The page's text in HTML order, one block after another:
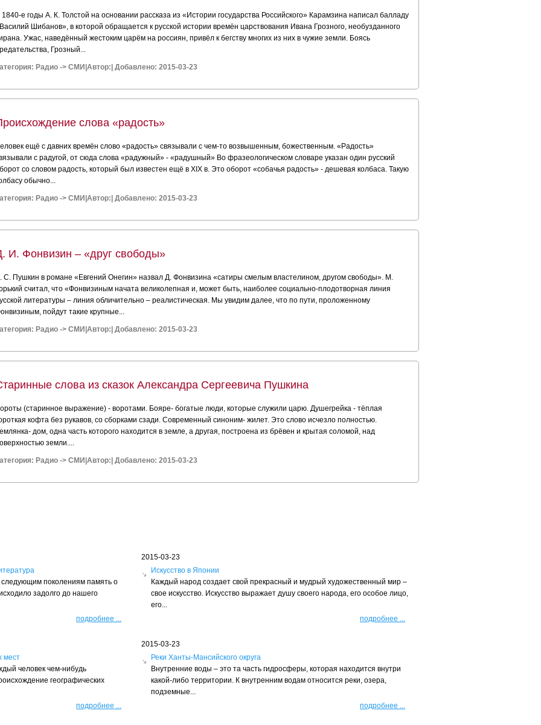
1840-е годы А. К. Толстой на основании рассказа из «Истории государства Российского» Карамзина написал балладу
Шибанов», в которой обращается к русской истории времён царствования Ивана Грозного, необузданного
Ужас, наведённый жестоким царём на россиян, привёл к бегству многих из них в чужие земли. Боясь
Грозный...
Радио ->СМИ |Автор: Добавлено: 2015-03-23
слова «радость»
ещё с давних времён слово «радость» связывали с чем-то возвышенным, божественным. «Радость»
с радугой, от сюда слова «радужный» - «радушный» Во фразеологическом словаре указан один русский
со словом радость, который был известен ещё в XIX в. Это оборот «собачья радость» - дешевая колбаса. Такую
обычно...
Радио ->СМИ |Автор: Добавлено: 2015-03-23
И. Фонвизин – «друг свободы»
С. Пушкин в романе «Евгений Онегин» назвал Д. Фонвизина «сатиры смелым властелином, другом свободы». М.
считал, что «Фонвизиным начата великолепная и, может быть, наиболее социально-плодотворная линия
литературы – линия обличительно – реалистическая. Мы увидим далее, что по пути, проложенному
пойдут такие крупные...
Радио ->СМИ |Автор: Добавлено: 2015-03-23
слова из сказок Александра Сергеевича Пушкина
(старинное выражение) - воротами. Бояре- богатые люди, которые служили царю. Душегрейка - тёплая
кофта без рукавов, со сборками сзади. Современный синоним- жилет. Это слово исчезло полностью.
дом, одна часть которого находится в земле, а другая, построена из брёвен и крытая соломой, над
земли....
Радио ->СМИ |Автор: Добавлено: 2015-03-23
следующим поколениям память о
задолго до нашего
подробнее ...
2015-03-23
Искусство в Японии
Каждый народ создает свой прекрасный и мудрый художественный мир –
свое искусство. Искусство выражает душу своего народа, его особое лицо,
его...
подробнее ...
мест
человек чем-нибудь
географических
подробнее ...
2015-03-23
Реки Ханты-Мансийского округа
Внутренние воды – это та часть гидросферы, которая находится внутри
какой-либо территории. К внутренним водам относится реки, озера,
подземные...
подробнее ...